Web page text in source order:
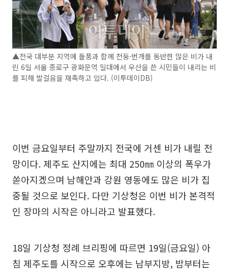
▲전국 대부분 지역에 돌풍과 함께 천둥·번개를 동반한 많은 비가 내
린 6일 서울 종로구 광화문역 일대에서 우산을 쓴 시민들이 내리는 비
를 피해 발걸음을 재촉하고 있다. (이투데이DB)
이번 금요일부터 주말까지 전국에 거센 비가 내릴 전
망이다. 제주도 산지에는 최대 250㎜ 이상의 폭우가
쏟아지겠으며 남해안과 강원 영동에도 많은 비가 집
중될 것으로 보인다. 다만 기상청은 이번 비가 본격적
인 장마의 시작은 아니라고 발표했다.
18일 기상청 정례 브리핑에 따르면 19일(금요일) 아
침 제주도를 시작으로 오후에는 남부지방, 밤부터는